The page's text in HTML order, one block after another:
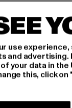
Charme
use
your data in
this, click